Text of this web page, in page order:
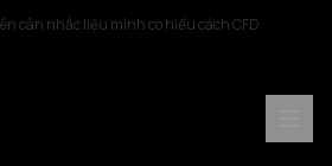
cân nhắc liệu mình có hiểu cách CFD